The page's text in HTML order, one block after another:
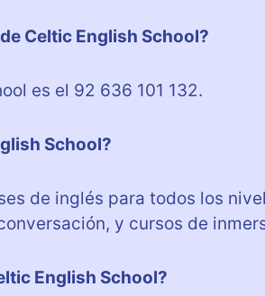
Celtic English School?
es el 92 636 101 132.
School?
de inglés para todos los
y cursos de
English School?